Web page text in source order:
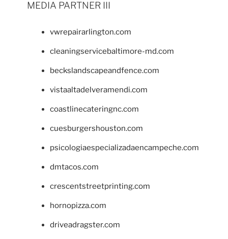
MEDIA PARTNER III
vwrepairarlington.com
cleaningservicebaltimore-md.com
beckslandscapeandfence.com
vistaaltadelveramendi.com
coastlinecateringnc.com
cuesburgershouston.com
psicologiaespecializadaencampeche.com
dmtacos.com
crescentstreetprinting.com
hornopizza.com
driveadragster.com